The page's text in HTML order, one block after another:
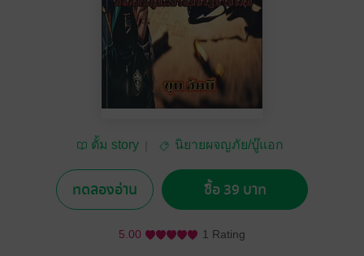
ตั้ม story
นิยายผจญภัย/บู๊แอก
ทดลองอ่าน ซื้อ 39 บาท
5.00 1 Rating